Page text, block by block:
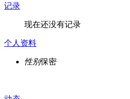
记录
现在还没有记录
个人资料
性别保密